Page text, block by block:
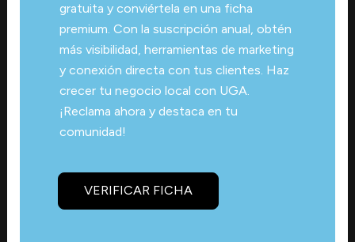
gratuita y conviértela en una ficha
premium. Con la suscripción anual, obtén
más visibilidad, herramientas de marketing
y conexión directa con tus clientes. Haz
crecer tu negocio local con UGA.
¡Reclama ahora y destaca en tu
comunidad!
VERIFICAR FICHA